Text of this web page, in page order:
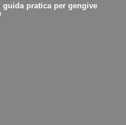
pratica per gengive